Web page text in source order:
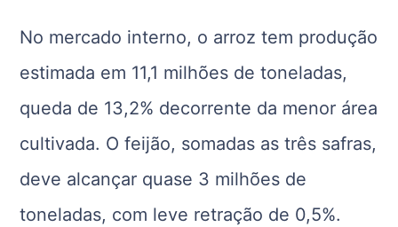
No mercado interno, o arroz tem produção
estimada em 11,1 milhões de toneladas,
queda de 13,2% decorrente da menor área
cultivada. O feijão, somadas as três safras,
deve alcançar quase 3 milhões de
toneladas, com leve retração de 0,5%.